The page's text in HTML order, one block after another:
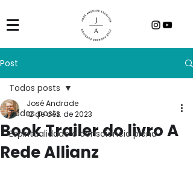
Post
Todos posts
Espiritualidade e consciência plena
Todos posts
Book Trailer do livro A
Rede Allianz
José Andrade
12 de dez. de 2023